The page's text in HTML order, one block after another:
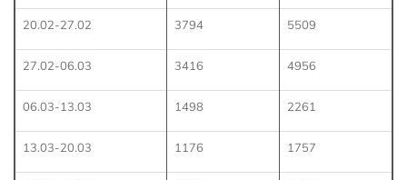
20.02-27.02 3794 5509
27.02-06.03 3416 4956
06.03-13.03 1498 2261
13.03-20.03 1176 1757